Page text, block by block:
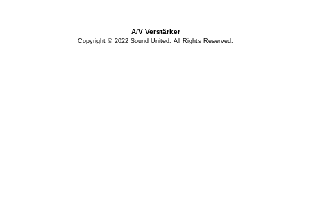
A/V Verstärker
Copyright © 2022 Sound United. All Rights Reserved.